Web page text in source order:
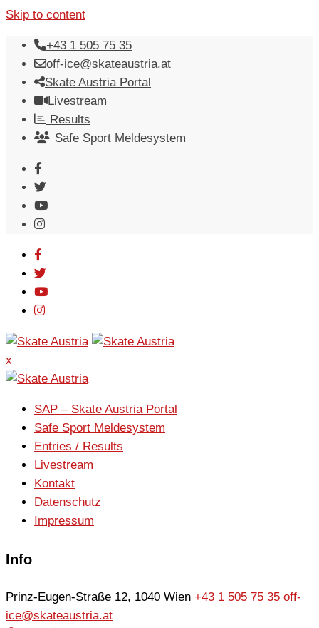
Skip to content
+43 1 505 75 35
off-ice@skateaustria.at
Skate Austria Portal
Livestream
Results
Safe Sport Meldesystem
x
SAP – Skate Austria Portal
Safe Sport Meldesystem
Entries / Results
Livestream
Kontakt
Datenschutz
Impressum
Info
Prinz-Eugen-Straße 12, 1040 Wien +43 1 505 75 35 off-
ice@skateaustria.at